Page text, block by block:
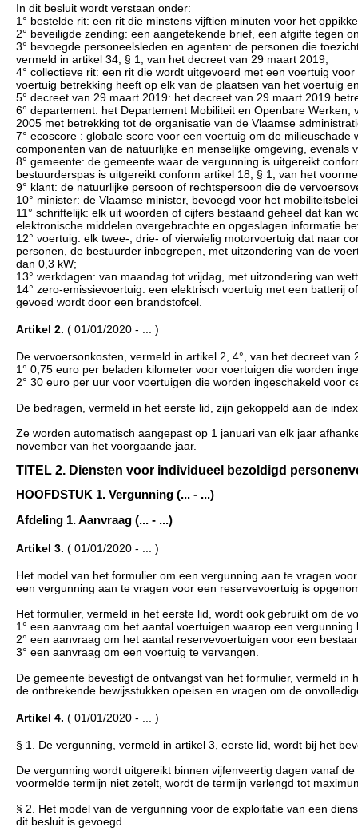
In dit besluit wordt verstaan onder:
1° bestelde rit: een rit die minstens vijftien minuten voor het
2° beveiligde zending: een aangetekende brief, een afgifte tegen
3° bevoegde personeelsleden en agenten: de personen die
vermeld in artikel 34, § 1, van het decreet van 29 maart 2019;
4° collectieve rit: een rit die wordt uitgevoerd met een voertuig
voertuig betrekking heeft op elk van de plaatsen van het voertuig
5° decreet van 29 maart 2019: het decreet van 29 maart 2019
6° departement: het Departement Mobiliteit en Openbare
2005 met betrekking tot de organisatie van de Vlaamse
7° ecoscore : globale score voor een voertuig om de
componenten van de natuurlijke en menselijke omgeving, evenals
8° gemeente: de gemeente waar de vergunning is uitgereikt
bestuurderspas is uitgereikt conform artikel 18, § 1, van het
9° klant: de natuurlijke persoon of rechtspersoon die de
10° minister: de Vlaamse minister, bevoegd voor het
11° schriftelijk: elk uit woorden of cijfers bestaand geheel dat kan
elektronische middelen overgebrachte en opgeslagen informatie
12° voertuig: elk twee-, drie- of vierwielig motorvoertuig dat naar
personen, de bestuurder inbegrepen, met uitzondering van de
dan 0,3 kW;
13° werkdagen: van maandag tot vrijdag, met uitzondering van
14° zero-emissievoertuig: een elektrisch voertuig met een batterij
gevoed wordt door een brandstofcel.
Artikel 2. ( 01/01/2020 - ... )
De vervoersonkosten, vermeld in artikel 2, 4°, van het decreet
1° 0,75 euro per beladen kilometer voor voertuigen die worden
2° 30 euro per uur voor voertuigen die worden ingeschakeld voor
De bedragen, vermeld in het eerste lid, zijn gekoppeld aan de
Ze worden automatisch aangepast op 1 januari van elk jaar
november van het voorgaande jaar.
TITEL 2. Diensten voor individueel bezoldigd
HOOFDSTUK 1. Vergunning (... - ...)
Afdeling 1. Aanvraag (... - ...)
Artikel 3. ( 01/01/2020 - ... )
Het model van het formulier om een vergunning aan te vragen
een vergunning aan te vragen voor een reservevoertuig is
Het formulier, vermeld in het eerste lid, wordt ook gebruikt om de
1° een aanvraag om het aantal voertuigen waarop een
2° een aanvraag om het aantal reservevoertuigen voor een
3° een aanvraag om een voertuig te vervangen.
De gemeente bevestigt de ontvangst van het formulier, vermeld
de ontbrekende bewijsstukken opeisen en vragen om de
Artikel 4. ( 01/01/2020 - ... )
§ 1. De vergunning, vermeld in artikel 3, eerste lid, wordt bij het
De vergunning wordt uitgereikt binnen vijfenveertig dagen vanaf
voormelde termijn niet zetelt, wordt de termijn verlengd tot
§ 2. Het model van de vergunning voor de exploitatie van een
dit besluit is gevoegd.